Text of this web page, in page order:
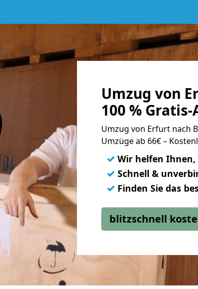
Umzug von
100 %
Umzug von Erfurt nach
Umzüge ab 66€ –
✓ Wir helfen
✓ Schnell &
✓ Finden Sie das
blitzschnell